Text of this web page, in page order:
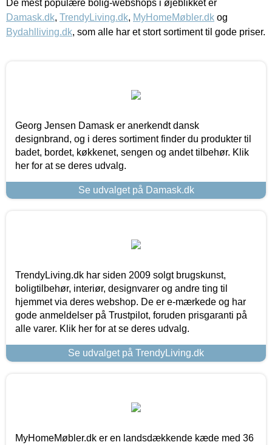
De mest populære bolig-webshops i øjeblikket er
Damask.dk, TrendyLiving.dk, MyHomeMøbler.dk og
Bydahlliving.dk, som alle har et stort sortiment til gode priser.
Georg Jensen Damask er anerkendt dansk
designbrand, og i deres sortiment finder du produkter til
badet, bordet, køkkenet, sengen og andet tilbehør. Klik
her for at se deres udvalg.
Se udvalget på Damask.dk
TrendyLiving.dk har siden 2009 solgt brugskunst,
boligtilbehør, interiør, designvarer og andre ting til
hjemmet via deres webshop. De er e-mærkede og har
gode anmeldelser på Trustpilot, foruden prisgaranti på
alle varer. Klik her for at se deres udvalg.
Se udvalget på TrendyLiving.dk
MyHomeMøbler.dk er en landsdækkende kæde med 36